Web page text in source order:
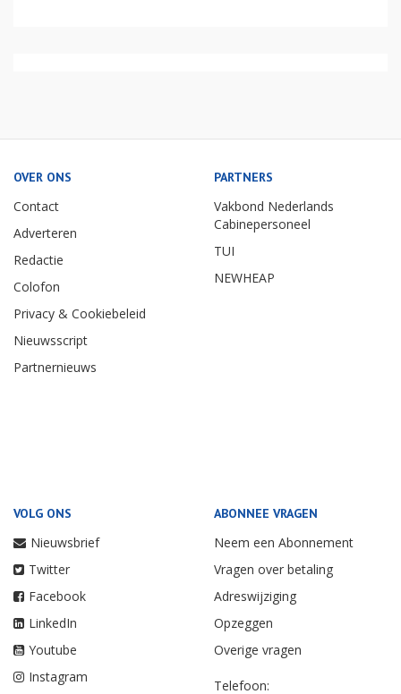
OVER ONS
Contact
Adverteren
Redactie
Colofon
Privacy & Cookiebeleid
Nieuwsscript
Partnernieuws
PARTNERS
Vakbond Nederlands
Cabinepersoneel
TUI
NEWHEAP
VOLG ONS
Nieuwsbrief
Twitter
Facebook
LinkedIn
Youtube
Instagram
ABONNEE VRAGEN
Neem een Abonnement
Vragen over betaling
Adreswijziging
Opzeggen
Overige vragen
Telefoon: